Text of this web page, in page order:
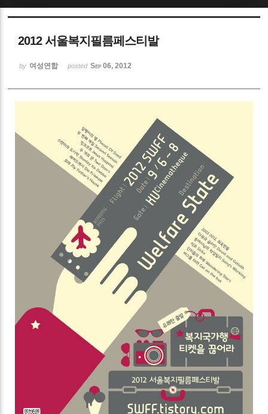
2012 서울복지필름페스티발
by 여성연합 posted Sep 06, 2012
Sketchbook5, 스케치북5
Sketchbook5, 스케치북5